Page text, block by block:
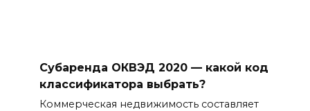
Субаренда ОКВЭД 2020 — какой код
классификатора выбрать?
Коммерческая недвижимость составляет